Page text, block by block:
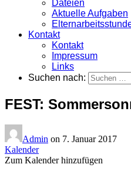
Dateien
Aktuelle Aufgaben
Kontakt
Kontakt
Impressum
Links
Suchen nach:
FEST:
Admin on 7. Januar 2017
Kalender
Zum Kalender hinzufügen